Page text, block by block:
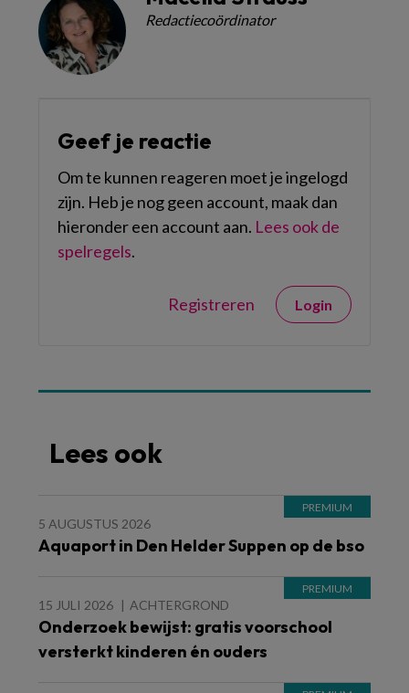
Redactiecoördinator
Geef je reactie
Om te kunnen reageren moet je ingelogd
zijn. Heb je nog geen account, maak dan
hieronder een account aan. Lees ook de
spelregels.
Registreren Login
Lees ook
5 AUGUSTUS 2026
Aquaport in Den Helder Suppen op de bso
15 JULI 2026 ACHTERGROND
Onderzoek bewijst: gratis voorschool
versterkt kinderen én ouders